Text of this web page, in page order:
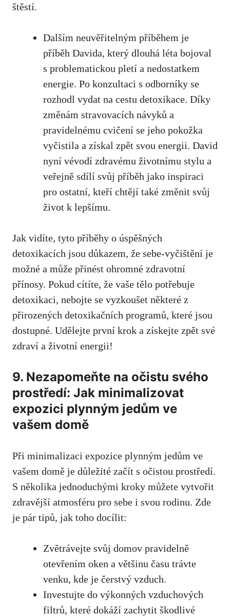
štěstí.
Dalším neuvěřitelným příběhem je
příběh Davida, který dlouhá léta bojoval
s problematickou pletí a nedostatkem
energie. Po konzultaci s odborníky se
rozhodl vydat na cestu detoxikace. Díky
změnám stravovacích návyků a
pravidelnému cvičení se jeho pokožka
vyčistila a získal zpět svou energii. David
nyní vévodí zdravému životnímu stylu a
veřejně sdílí svůj příběh jako inspiraci
pro ostatní, kteří chtějí také změnit svůj
život k lepšímu.
Jak vidíte, tyto příběhy o úspěšných
detoxikacích jsou důkazem, že sebe-vyčištění je
možné a může přinést ohromné zdravotní
přínosy. Pokud cítíte, že vaše tělo potřebuje
detoxikaci, nebojte se vyzkoušet některé z
přirozených detoxikačních programů, které jsou
dostupné. Udělejte první krok a získejte zpět své
zdraví a životní energii!
9. Nezapomeňte na očistu svého
prostředí: Jak minimalizovat
expozici plynným jedům ve
vašem domě
Při minimalizaci expozice plynným jedům ve
vašem domě je důležité začít s očistou prostředí.
S několika jednoduchými kroky můžete vytvořit
zdravější atmosféru pro sebe i svou rodinu. Zde
je pár tipů, jak toho docílit:
Zvětrávejte svůj domov pravidelně
otevřením oken a většinu času trávte
venku, kde je čerstvý vzduch.
Investujte do výkonných vzduchových
filtrů, které dokáží zachytit škodlivé